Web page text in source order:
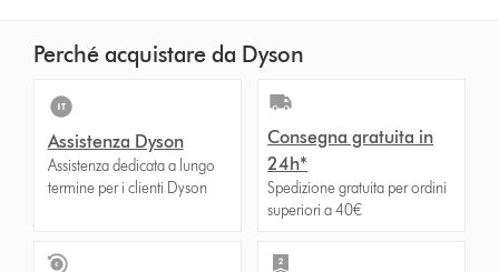
Perché acquistare da Dyson
Assistenza Dyson
Assistenza dedicata a lungo
termine per i clienti Dyson
Consegna gratuita in
24h*
Spedizione gratuita per ordini
superiori a 40€